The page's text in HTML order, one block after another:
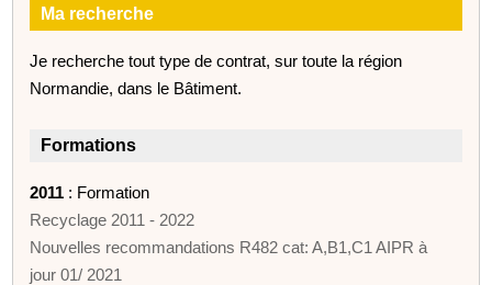
Ma recherche
Je recherche tout type de contrat, sur toute la région
Normandie, dans le Bâtiment.
Formations
2011 : Formation
Recyclage 2011 - 2022
Nouvelles recommandations R482 cat: A,B1,C1 AIPR à
jour 01/ 2021